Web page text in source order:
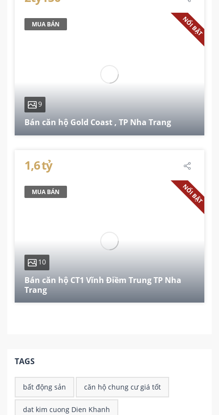
MUA BÁN NỔI BẬT
9
Bán căn hộ Gold Coast , TP Nha Trang
1,6 tỷ
MUA BÁN NỔI BẬT
10
Bán căn hộ CT1 Vĩnh Điềm Trung TP Nha
Trang
TAGS
bất động sản căn hộ chung cư giá tốt
dat kim cuong Dien Khanh